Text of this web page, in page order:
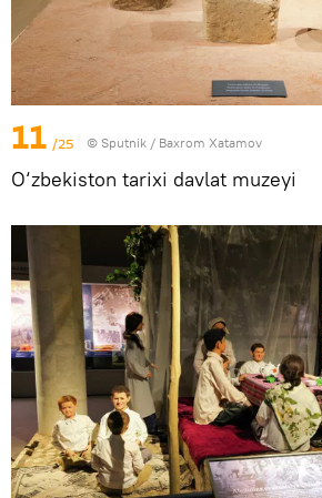
11 /25 © Sputnik / Baxrom Xatamov
O‘zbekiston tarixi davlat muzeyi